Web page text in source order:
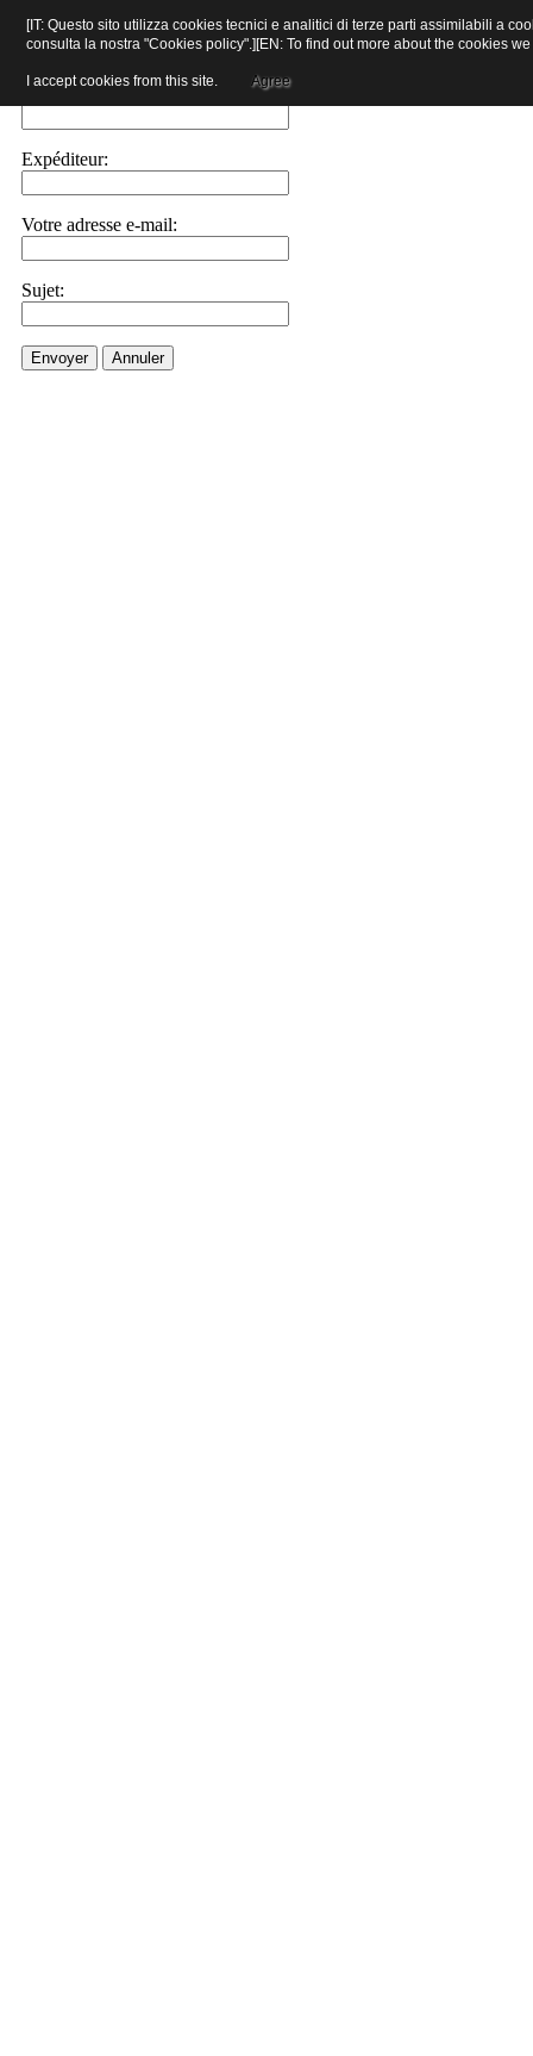
Envoyer l'adresse url de la page à un ami
E-mail du destinataire:
Expéditeur:
Votre adresse e-mail:
Sujet:
Envoyer Annuler
[IT: Questo sito utilizza cookies tecnici e analitici di terze parti assimilabili a
consulta la nostra "Cookies policy".][EN: To find out more about the cookies
I accept cookies from this site. Agree